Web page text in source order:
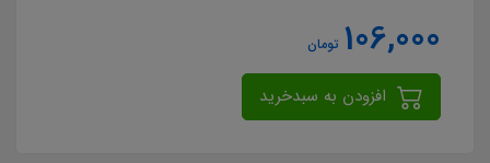
106,000 تومان